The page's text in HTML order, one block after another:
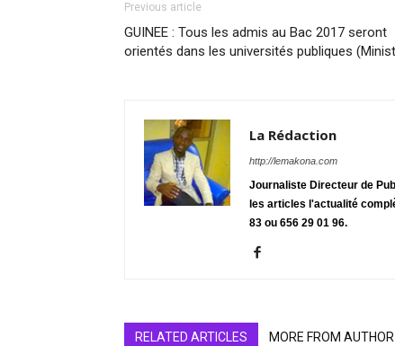
Previous article
GUINEE : Tous les admis au Bac 2017 seront
orientés dans les universités publiques
La Rédaction
http://lemakona.com
Journaliste Directeur de
les articles l'actualité
83 ou 656 29 01 96.
RELATED ARTICLES MORE FROM AUTHOR